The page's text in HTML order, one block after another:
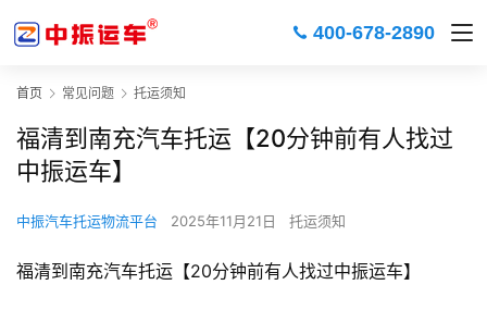
400-678-2890
首页 常见问题 托运须知
福清到南充汽车托运【20分钟前有人找过
中振运车】
中振汽车托运物流平台 2025年11月21日 托运须知
福清到南充汽车托运【20分钟前有人找过中振运车】